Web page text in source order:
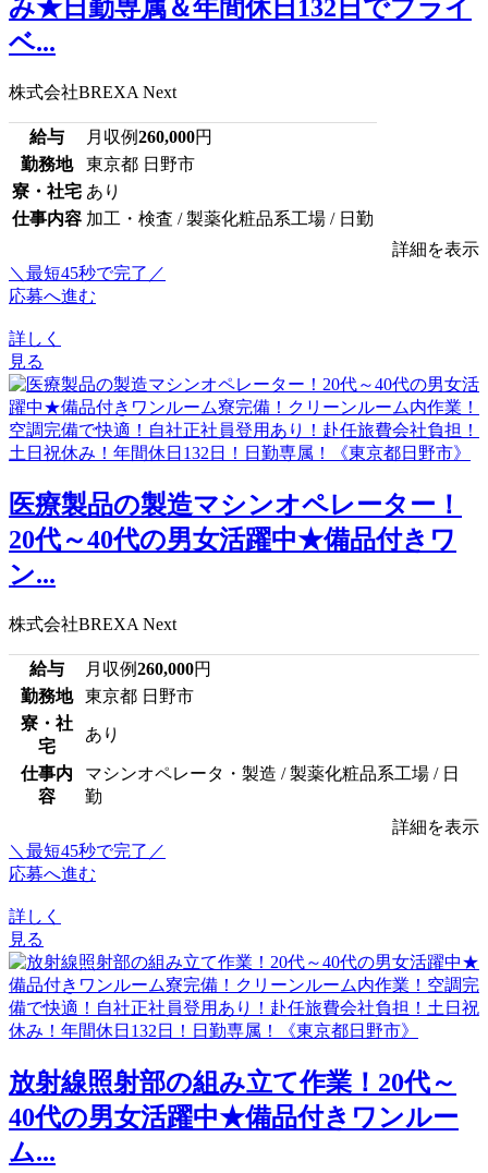
み★日勤専属＆年間休日132日でプライ
ベ...
株式会社BREXA Next
給与 月収例260,000円
勤務地
東京都 日野市
寮・社宅 あり
仕事内容 加工・検査 / 製薬化粧品系工場 / 日勤
詳細を表示
＼最短45秒で完了／
応募へ進む
詳しく
見る
医療製品の製造マシンオペレーター！
20代～40代の男女活躍中★備品付きワ
ン...
株式会社BREXA Next
給与 月収例260,000円
勤務地
東京都 日野市
寮・社
宅
あり
仕事内
容
マシンオペレータ・製造 / 製薬化粧品系工場 / 日
勤
詳細を表示
＼最短45秒で完了／
応募へ進む
詳しく
見る
放射線照射部の組み立て作業！20代～
40代の男女活躍中★備品付きワンルー
ム...